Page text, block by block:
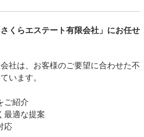
くらエステート有限会社」にお任せ
社は、お客様のご要望に合わせた不
います。
ご紹介
最適な提案
応